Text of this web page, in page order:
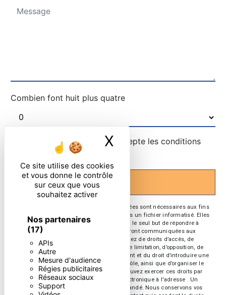
Ce site utilise des cookies
et vous donne le contrôle
sur ceux que vous
souhaitez activer
Nos partenaires
(17)
APIs
Autre
Mesure d'audience
Régies publicitaires
Réseaux sociaux
Support
X Masquer le
Combien font huit plus quatre
En cochant cette case, j'accepte les conditions
particulières ci-dessous **
ENVOYER
** Les données personnelles communiquées sont nécessaires aux fins
de vous contacter et sont enregistrées dans un fichier informatisé. Elles
sont destinées à et ses sous-traitants dans le seul but de répondre à
votre message. Les données collectées seront communiquées aux
seuls destinataires suivants: . Vous disposez de droits d’accès, de
rectification, d’effacement, de portabilité, de limitation, d’opposition, de
retrait de votre consentement à tout moment et du droit d’introduire une
réclamation auprès d’une autorité de contrôle, ainsi que d’organiser le
sort de vos données post-mortem. Vous pouvez exercer ces droits par
voie postale à l'adresse ou par courrier électronique à l'adresse . Un
justificatif d'identité pourra vous être demandé. Nous conservons vos